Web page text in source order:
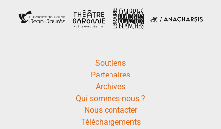
Soutiens
Partenaires
Archives
Qui sommes-nous ?
Nous contacter
Téléchargements